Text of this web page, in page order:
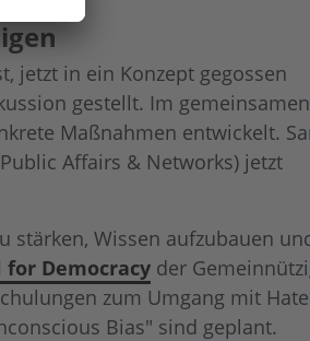
jetzt in ein Konzept gegossen
gestellt. Im gemeinsamen
Maßnahmen entwickelt.
Affairs & Networks) jetzt
stärken, Wissen aufzubauen
for Democracy der
zum Umgang mit Hate
Bias" sind geplant.